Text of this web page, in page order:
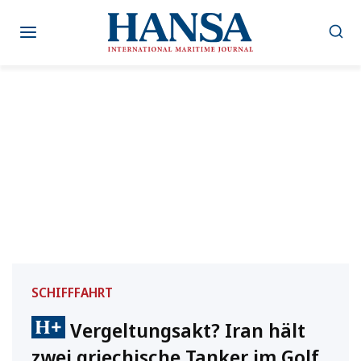
Inhalt
SCHIFFFAHRT
Vergeltungsakt? Iran hält